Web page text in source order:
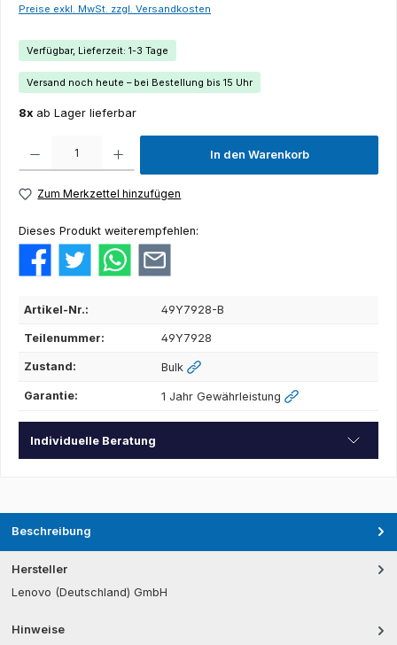
Preise exkl. MwSt. zzgl. Versandkosten
Verfügbar, Lieferzeit: 1-3 Tage
Versand noch heute – bei Bestellung bis 15 Uhr
8x ab Lager lieferbar
Produkt Anzahl: Gib den gewünschten Wert ein oder benutze die Schaltflächen um die
In den Warenkorb
Zum Merkzettel hinzufügen
Dieses Produkt weiterempfehlen:
Artikel-Nr.: 49Y7928-B
Teilenummer: 49Y7928
Zustand: Bulk
Garantie: 1 Jahr Gewährleistung
Individuelle Beratung
Beschreibung
Hersteller
Lenovo (Deutschland) GmbH
Hinweise